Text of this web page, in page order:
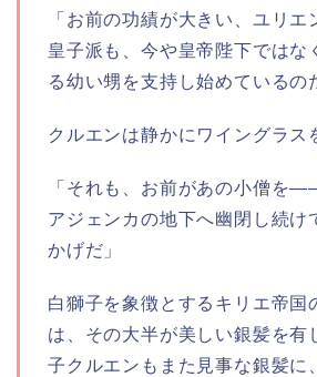
「お前の功績が大きい、ユリエ
皇子派も、今や皇帝陛下ではな
る幼い甥を支持し始めているの
クルエンは静かにワイングラス
「それも、お前があの小僧を
アジェンカの地下へ幽閉し続け
かげだ」
白獅子を象徴とするキリエ帝国
は、その大半が美しい銀髪を有
子クルエンもまた見事な銀髪に